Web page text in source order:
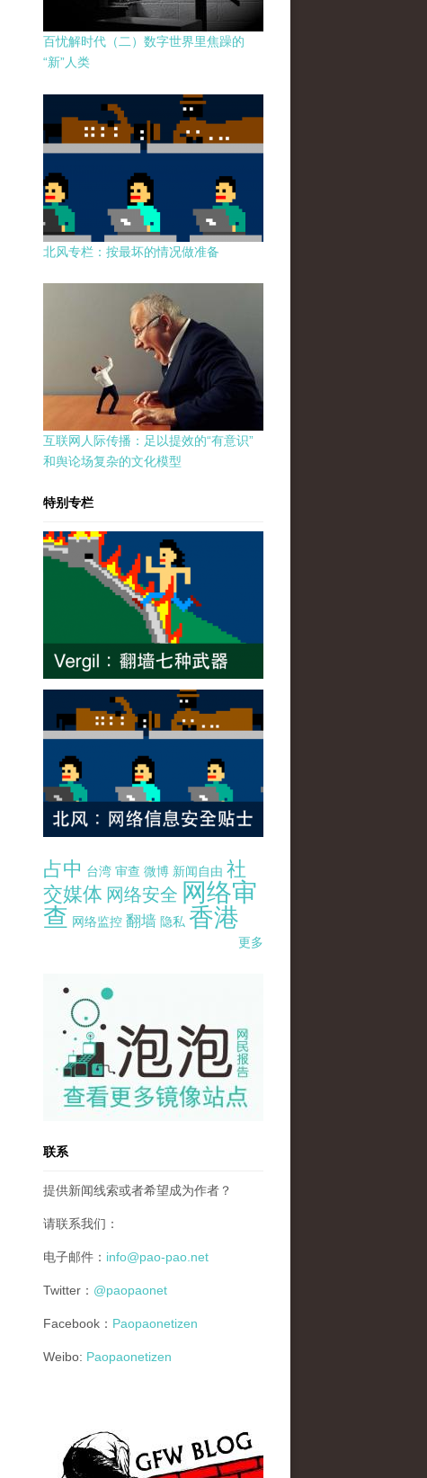
百忧解时代（二）数字世界里焦躁的
“新”人类
北风专栏：按最坏的情况做准备
互联网人际传播：足以提效的“有意识”
和舆论场复杂的文化模型
特别专栏
占中 台湾 审查 微博 新闻自由 社
交媒体 网络安全 网络审
查 网络监控 翻墙 隐私 香港
更多
pao-pao-banner-mirror-site-120814.jpg
联系
提供新闻线索或者希望成为作者？
请联系我们：
电子邮件： info@pao-pao.net
Twitter： @paopaonet
Facebook： Paopaonetizen
Weibo: Paopaonetizen
gfw_blog_small.jpg